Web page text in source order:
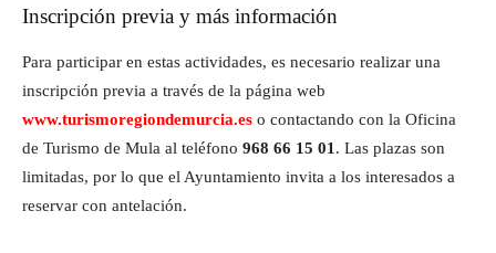
Inscripción previa y más información
Para participar en estas actividades, es necesario realizar una
inscripción previa a través de la página web
www.turismoregiondemurcia.es o contactando con la Oficina
de Turismo de Mula al teléfono 968 66 15 01 . Las plazas son
limitadas, por lo que el Ayuntamiento invita a los interesados a
reservar con antelación.